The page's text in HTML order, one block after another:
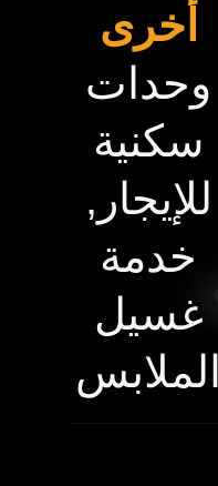
أخرى
وحدات
سكنية
للإيجار,
خدمة
غسيل
الملابس